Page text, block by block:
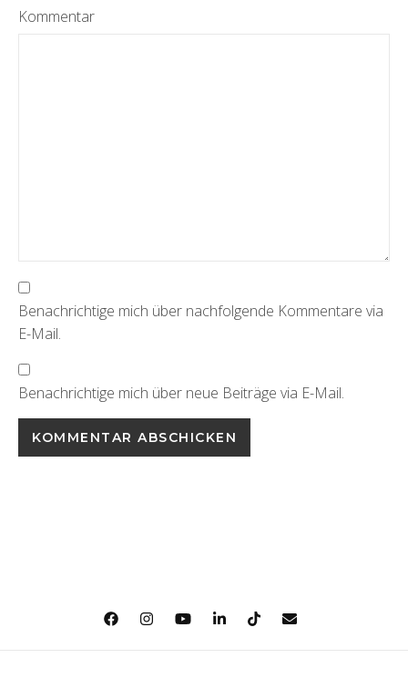
Kommentar
Benachrichtige mich über nachfolgende Kommentare via
E-Mail.
Benachrichtige mich über neue Beiträge via E-Mail.